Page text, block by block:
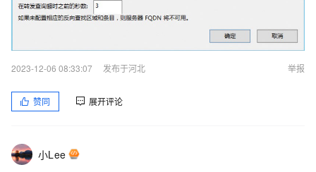
2023-12-06 08:33:07 发布于河北 举报
赞同 展开评论
小Lee